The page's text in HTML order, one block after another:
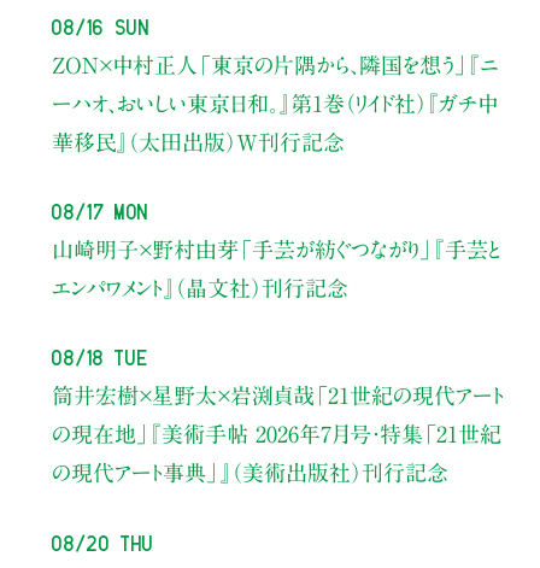
08/16 Sun
ZON×中村正人 「東京の片隅から、隣国を想う」
『ニ
ーハオ、おいしい東京日和。』第1巻（リイド社） 『ガチ中
華移民』（太田出版）W刊行記念
08/17 Mon
山崎明子×野村由芽 「手芸が紡ぐつながり」
『手芸と
エンパワメント』（晶文社）刊行記念
08/18 Tue
筒井宏樹×星野太×岩渕貞哉 「21世紀の現代アート
の現在地」
『美術手帖 2026年7月号・特集「21世紀
の現代アート事典」』（美術出版社）刊行記念
08/20 Thu